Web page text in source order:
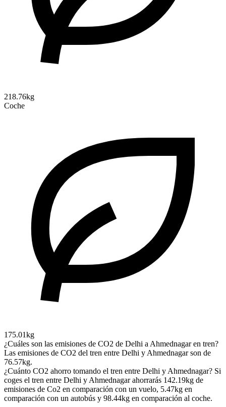
218.76kg
Coche
175.01kg
¿Cuáles son las emisiones de CO2 de Delhi a Ahmednagar en tren?
Las emisiones de CO2 del tren entre Delhi y Ahmednagar son de
76.57kg.
¿Cuánto CO2 ahorro tomando el tren entre Delhi y Ahmednagar? Si
coges el tren entre Delhi y Ahmednagar ahorrarás 142.19kg de
emisiones de Co2 en comparación con un vuelo, 5.47kg en
comparación con un autobús y 98.44kg en comparación al coche.